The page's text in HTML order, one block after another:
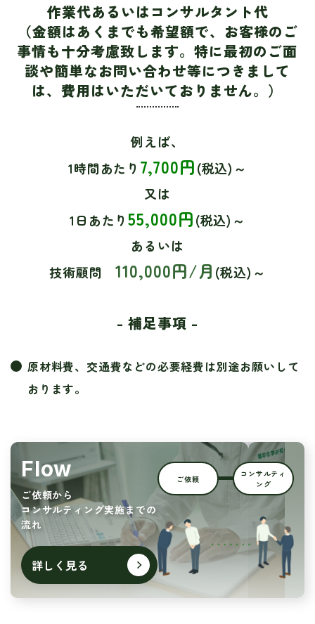
作業代あるいはコンサルタント代​​​​​​​
（金額はあくまでも希望額で、お客様のご
事情も十分考慮致します。​​​​​​​特に最初のご面
談や簡単なお問い合わせ等につきまして
は、費用はいただいておりません。）
例えば、
1時間あたり 7,700円(税込)～
又は
1日あたり55,000円(税込)～
あるいは
技術顧問110,000円/月 (税込)～
- 補足事項 -
原材料費、交通費などの必要経費は別途お願いして
おります。
Flow
ご依頼から
コンサルティング実施までの
流れ
詳しく見る
ご依頼 コンサルティ
ング